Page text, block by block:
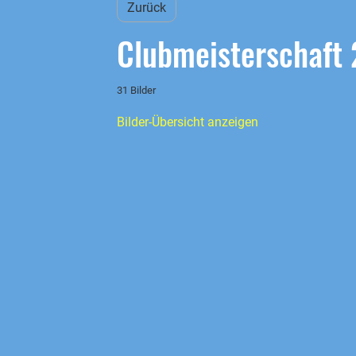
Zurück
Clubmeisterschaft
31 Bilder
Bilder-Übersicht anzeigen